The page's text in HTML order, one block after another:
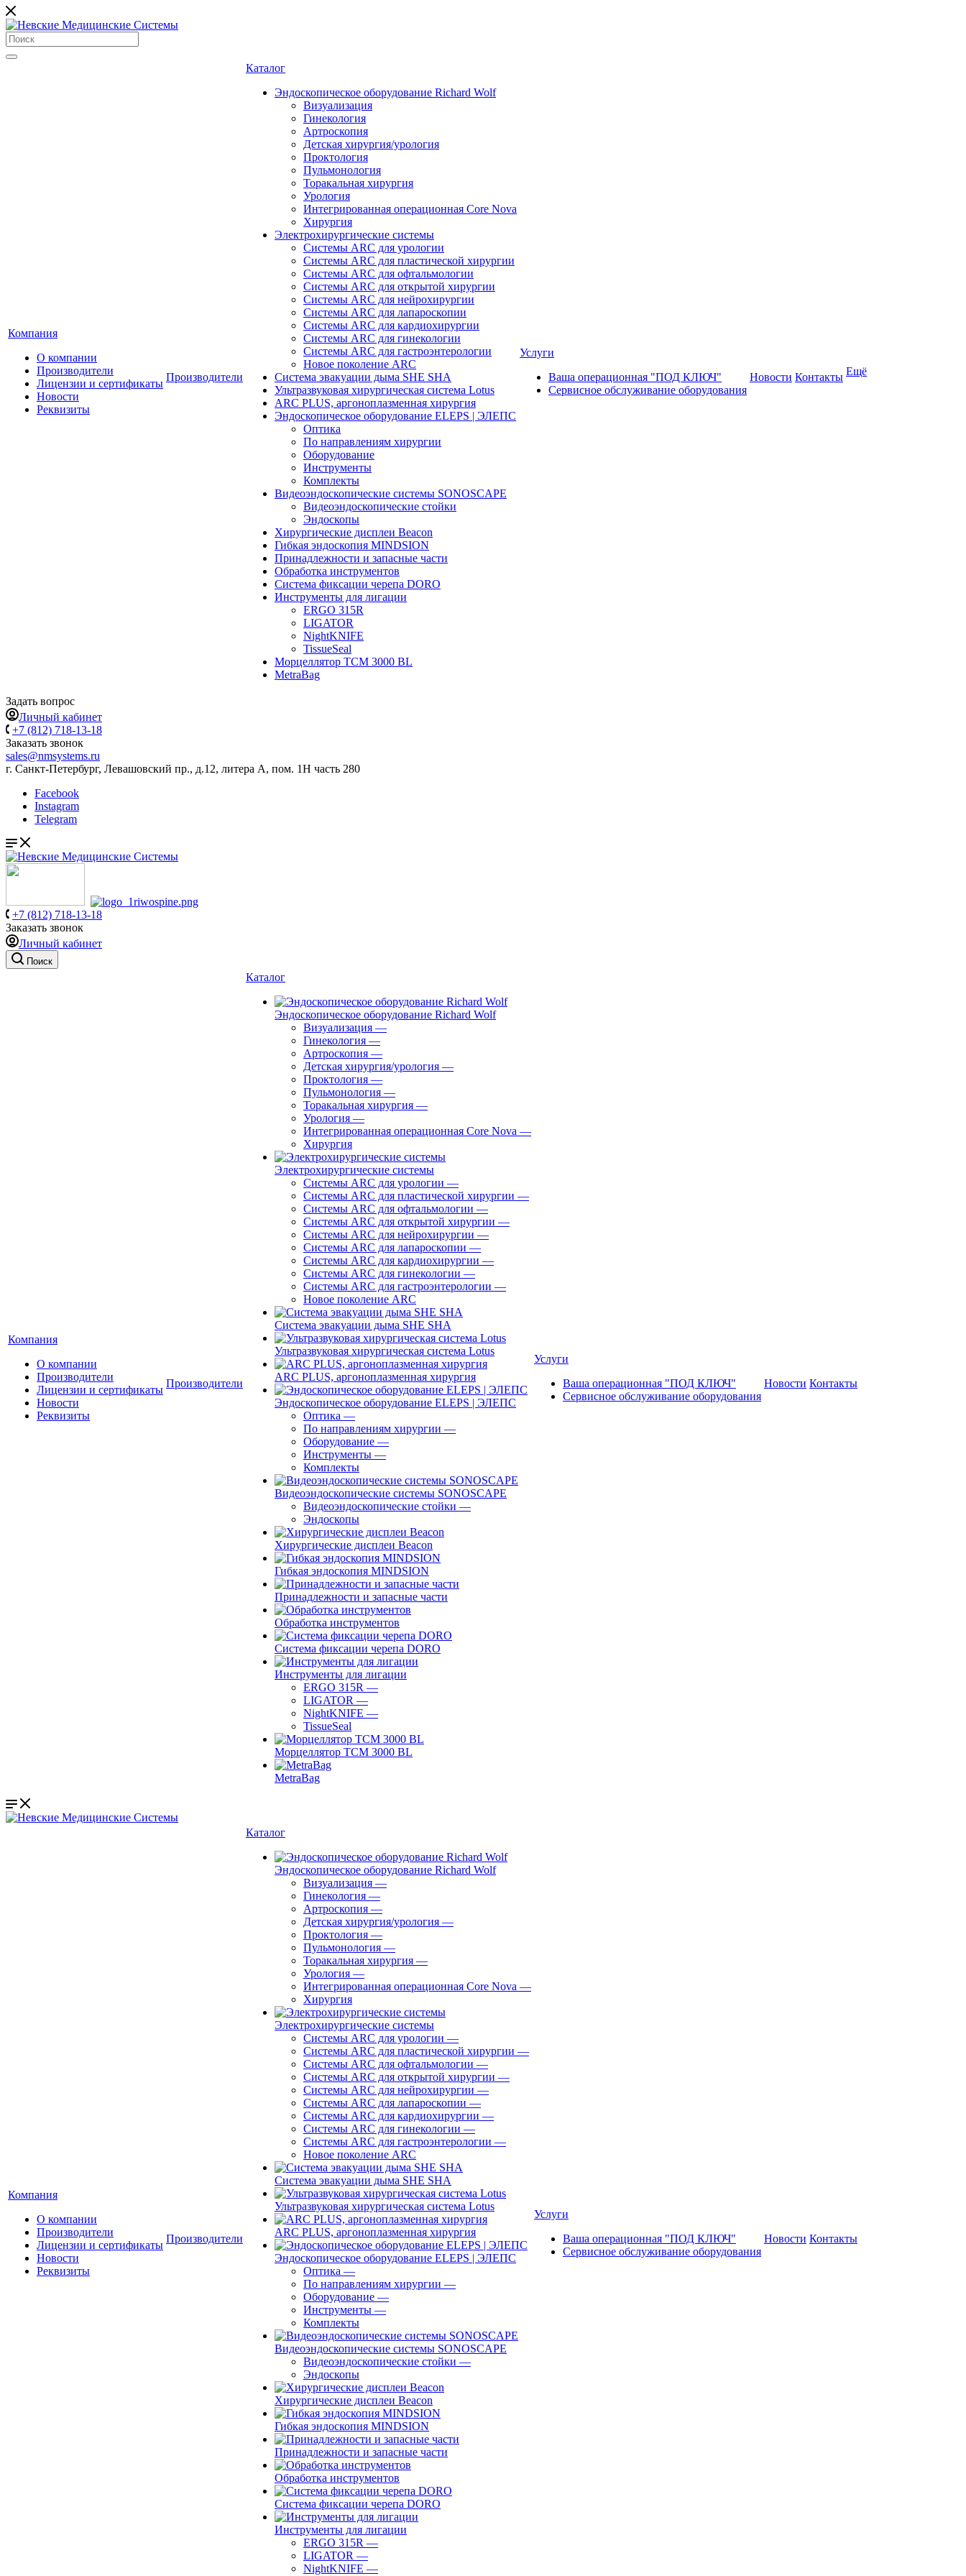
Компания
О компании
Производители
Лицензии и сертификаты
Новости
Реквизиты
Производители
Каталог
Эндоскопическое оборудование Richard Wolf
Визуализация
Гинекология
Артроскопия
Детская хирургия/урология
Проктология
Пульмонология
Торакальная хирургия
Урология
Интегрированная операционная Core Nova
Хирургия
Электрохирургические системы
Системы ARC для урологии
Системы ARC для пластической хирургии
Системы ARC для офтальмологии
Системы ARC для открытой хирургии
Системы ARC для нейрохирургии
Системы ARC для лапароскопии
Системы ARC для кардиохирургии
Системы ARC для гинекологии
Системы ARC для гастроэнтерологии
Новое поколение ARC
Система эвакуации дыма SHE SHA
Ультразвуковая хирургическая система Lotus
ARC PLUS, аргоноплазменная хирургия
Эндоскопическое оборудование ELEPS | ЭЛЕПС
Оптика
По направлениям хирургии
Оборудование
Инструменты
Комплекты
Видеоэндоскопические системы SONOSCAPE
Видеоэндоскопические стойки
Эндоскопы
Хирургические дисплеи Beacon
Гибкая эндоскопия MINDSION
Принадлежности и запасные части
Обработка инструментов
Система фиксации черепа DORO
Инструменты для лигации
ERGO 315R
LIGATOR
NightKNIFE
TissueSeal
Морцеллятор ТСМ 3000 BL
MetraBag
Услуги
Ваша операционная "ПОД КЛЮЧ"
Сервисное обслуживание оборудования
Новости Контакты Ещё
Задать вопрос
Личный кабинет
+7 (812) 718-13-18
Заказать звонок
sales@nmsystems.ru
г. Санкт-Петербург, Левашовский пр., д.12, литера А, пом. 1Н часть 280
Facebook
Instagram
Telegram
+7 (812) 718-13-18
Заказать звонок
Личный кабинет
Поиск
Компания
О компании
Производители
Лицензии и сертификаты
Новости
Реквизиты
Производители
Каталог
Эндоскопическое оборудование Richard Wolf
Визуализация —
Гинекология —
Артроскопия —
Детская хирургия/урология —
Проктология —
Пульмонология —
Торакальная хирургия —
Урология —
Интегрированная операционная Core Nova —
Хирургия
Электрохирургические системы
Системы ARC для урологии —
Системы ARC для пластической хирургии —
Системы ARC для офтальмологии —
Системы ARC для открытой хирургии —
Системы ARC для нейрохирургии —
Системы ARC для лапароскопии —
Системы ARC для кардиохирургии —
Системы ARC для гинекологии —
Системы ARC для гастроэнтерологии —
Новое поколение ARC
Система эвакуации дыма SHE SHA
Ультразвуковая хирургическая система Lotus
ARC PLUS, аргоноплазменная хирургия
Эндоскопическое оборудование ELEPS | ЭЛЕПС
Оптика —
По направлениям хирургии —
Оборудование —
Инструменты —
Комплекты
Видеоэндоскопические системы SONOSCAPE
Видеоэндоскопические стойки —
Эндоскопы
Хирургические дисплеи Beacon
Гибкая эндоскопия MINDSION
Принадлежности и запасные части
Обработка инструментов
Система фиксации черепа DORO
Инструменты для лигации
ERGO 315R —
LIGATOR —
NightKNIFE —
TissueSeal
Морцеллятор ТСМ 3000 BL
MetraBag
Услуги
Ваша операционная "ПОД КЛЮЧ"
Сервисное обслуживание оборудования
Новости Контакты
Компания
О компании
Производители
Лицензии и сертификаты
Новости
Реквизиты
Производители
Каталог
Эндоскопическое оборудование Richard Wolf
Визуализация —
Гинекология —
Артроскопия —
Детская хирургия/урология —
Проктология —
Пульмонология —
Торакальная хирургия —
Урология —
Интегрированная операционная Core Nova —
Хирургия
Электрохирургические системы
Системы ARC для урологии —
Системы ARC для пластической хирургии —
Системы ARC для офтальмологии —
Системы ARC для открытой хирургии —
Системы ARC для нейрохирургии —
Системы ARC для лапароскопии —
Системы ARC для кардиохирургии —
Системы ARC для гинекологии —
Системы ARC для гастроэнтерологии —
Новое поколение ARC
Система эвакуации дыма SHE SHA
Ультразвуковая хирургическая система Lotus
ARC PLUS, аргоноплазменная хирургия
Эндоскопическое оборудование ELEPS | ЭЛЕПС
Оптика —
По направлениям хирургии —
Оборудование —
Инструменты —
Комплекты
Видеоэндоскопические системы SONOSCAPE
Видеоэндоскопические стойки —
Эндоскопы
Хирургические дисплеи Beacon
Гибкая эндоскопия MINDSION
Принадлежности и запасные части
Обработка инструментов
Система фиксации черепа DORO
Инструменты для лигации
ERGO 315R —
LIGATOR —
NightKNIFE —
Услуги
Ваша операционная "ПОД КЛЮЧ"
Сервисное обслуживание оборудования
Новости Контакты